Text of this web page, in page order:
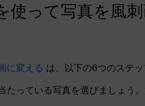
使って写真を風
に変える は、以下の6つのステッ
たっている写真を選びましょう